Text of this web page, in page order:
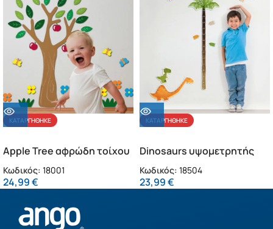
ΚΑΤΑΡΓΉΘΗΚΕ
Apple Tree αφρώδη τοίχου
L (18001)
Κωδικός: 18001
24,99€
ΚΑΤΑΡΓΉΘΗΚΕ
Dinosaurs υψομετρητής
αφρώδης L
Κωδικός: 18504
23,99€